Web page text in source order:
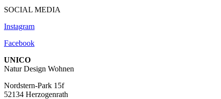
SOCIAL MEDIA
Instagram
Facebook
UNICO
Natur Design Wohnen
Nordstern-Park 15f
52134 Herzogenrath